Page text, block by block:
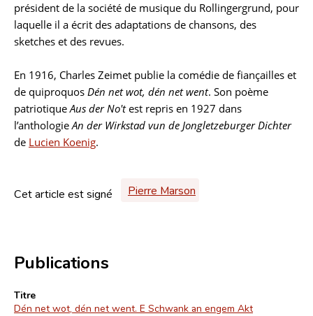
président de la société de musique du Rollingergrund, pour
laquelle il a écrit des adaptations de chansons, des
sketches et des revues.
En 1916, Charles Zeimet publie la comédie de fiançailles et
de quiproquos Dén net wot, dén net went. Son poème
patriotiqueAus der No'test repris en 1927 dans
l’anthologieAn der Wirkstad vun de Jongletzeburger Dichter
de Lucien Koenig.
Cet article est signé Pierre Marson
Publications
Titre
Dén net wot, dén net went. E Schwank an engem Akt